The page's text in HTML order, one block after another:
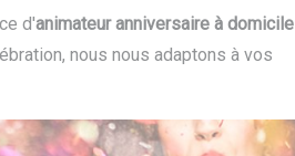
d'animateur anniversaire à domicile
nous nous adaptons à vos